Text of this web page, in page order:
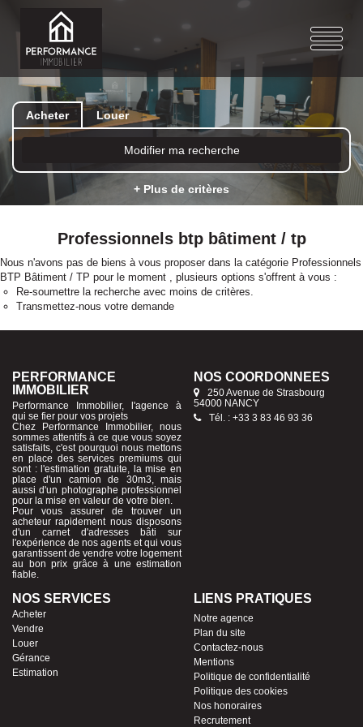
Acheter Louer
Modifier ma recherche
+ Plus de critères
Professionnels btp bâtiment / tp
Nous n'avons pas de biens à vous proposer dans la catégorie Professionnels
BTP Bâtiment / TP pour le moment , plusieurs options s'offrent à vous :
Re-soumettre la recherche avec moins de critères.
Transmettez-nous votre demande
PERFORMANCE
IMMOBILIER
Performance Immobilier, l'agence à
qui se fier pour vos projets
Chez Performance Immobilier, nous
sommes attentifs à ce que vous soyez
satisfaits, c'est pourquoi nous mettons
en place des services premiums qui
sont : l'estimation gratuite, la mise en
place d'un camion de 30m3, mais
aussi d'un photographe professionnel
pour la mise en valeur de votre bien.
Pour vous assurer de trouver un
acheteur rapidement nous disposons
d'un carnet d'adresses bâti sur
l'expérience de nos agents et qui vous
garantissent de vendre votre logement
au bon prix grâce à une estimation
fiable.
NOS COORDONNÉES
250 Avenue de Strasbourg
54000 NANCY
Tél. : +33 3 83 46 93 36
NOS SERVICES
Acheter
Vendre
Louer
Gérance
Estimation
LIENS PRATIQUES
Notre agence
Plan du site
Contactez-nous
Mentions
Politique de confidentialité
Politique des cookies
Nos honoraires
Recrutement